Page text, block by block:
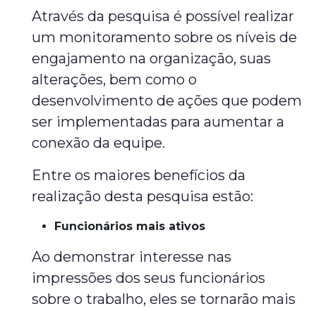
Através da pesquisa é possível realizar
um monitoramento sobre os níveis de
engajamento na organização, suas
alterações, bem como o
desenvolvimento de ações que podem
ser implementadas para aumentar a
conexão da equipe.
Entre os maiores benefícios da
realização desta pesquisa estão:
Funcionários mais ativos
Ao demonstrar interesse nas
impressões dos seus funcionários
sobre o trabalho, eles se tornarão mais